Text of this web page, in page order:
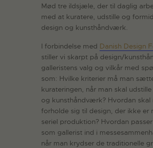
Mød tre ildsjæle, der til daglig
med at kuratere, udstille og
design og kunsthåndværk.
I forbindelse med Danish Design
stiller vi skarpt på design/
galleristens valg og vilkår med
som: Hvilke kriterier må man
kurateringen, når man skal
og kunsthåndværk? Hvordan skal
forholde sig til design, der ikke er
seriel produktion? Hvordan
som gallerist ind i
når man krydser de traditionelle